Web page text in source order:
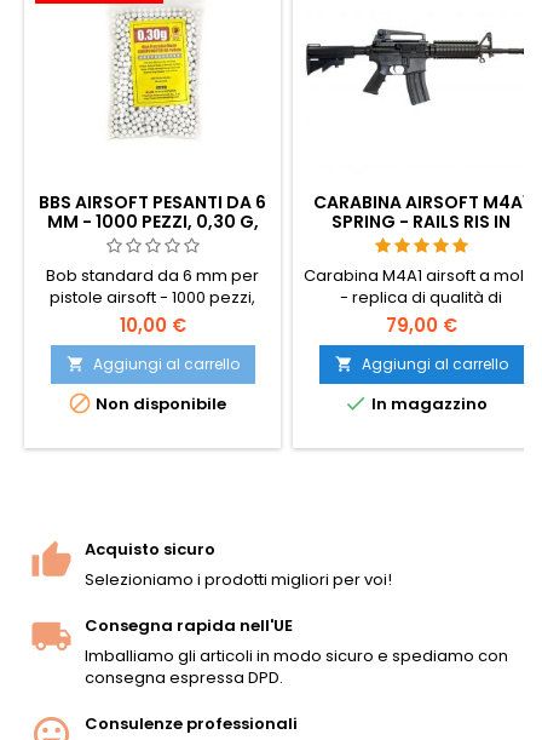
BBS AIRSOFT PESANTI DA 6
MM - 1000 PEZZI, 0,30 G,
PER UN TIRO PRECISO
Bob standard da 6 mm per
pistole airsoft - 1000 pezzi,
0,30 g, la migliore qualità per
un tiro preciso. Migliore
qualità rispetto ai BB
standard, migliore precisione
e affidabilità, non inceppano
Confezionato in un sacchetto
10,00 €
 Aggiungi al carrello
 Non disponibile
CARABINA AIRSOFT M4A1
SPRING - RAILS RIS IN
METALLO, CALCIO
REGOLABILE, SMONTABILE
Carabina M4A1 airsoft a molla
- replica di qualità di
produzione coreana con
guide RIS in metallo su tutti e
quattro i lati per gli accessori,
calcio e mirini regolabili e
sistema hop-up. Si smonta
79,00 €
 Aggiungi al carrello
 In magazzino
Acquisto sicuro
Selezioniamo i prodotti migliori per voi!
Consegna rapida nell'UE
Imballiamo gli articoli in modo sicuro e spediamo con
consegna espressa DPD.
Consulenze professionali